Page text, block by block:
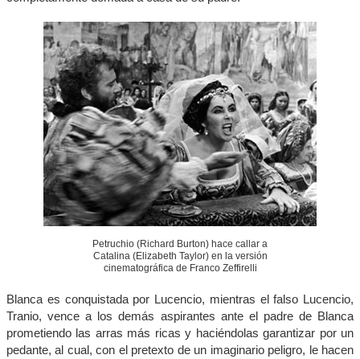
Petruchio (Richard Burton) hace callar a
Catalina (Elizabeth Taylor) en la versión
cinematográfica de Franco Zeffirelli
Blanca es conquistada por Lucencio, mientras el falso Lucencio,
Tranio, vence a los demás aspirantes ante el padre de Blanca
prometiendo las arras más ricas y haciéndolas garantizar por un
pedante, al cual, con el pretexto de un imaginario peligro, le hacen